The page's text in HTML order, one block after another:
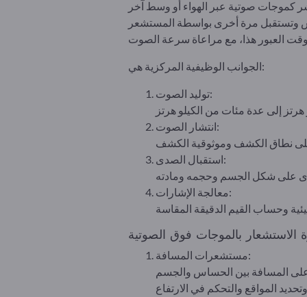
الجوانب الوظيفية المركزية هي:
توليد الصوت:
انتشار الصوت:
استقبال الصدى:
معالجة الإشارات:
مستشعرات المسافة: